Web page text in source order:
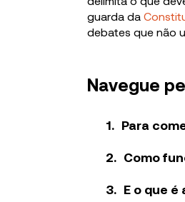
guarda da
debates que não
Navegue
Para
Como
E o que